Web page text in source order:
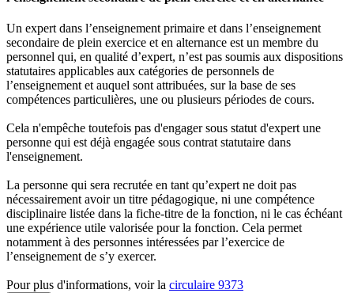
Un expert dans l’enseignement primaire et dans l’enseignement
secondaire de plein exercice et en alternance est un membre du
personnel qui, en qualité d’expert, n’est pas soumis aux dispositions
statutaires applicables aux catégories de personnels de
l’enseignement et auquel sont attribuées, sur la base de ses
compétences particulières, une ou plusieurs périodes de cours.
Cela n'empêche toutefois pas d'engager sous statut d'expert une
personne qui est déjà engagée sous contrat statutaire dans
l'enseignement.
La personne qui sera recrutée en tant qu’expert ne doit pas
nécessairement avoir un titre pédagogique, ni une compétence
disciplinaire listée dans la fiche-titre de la fonction, ni le cas échéant
une expérience utile valorisée pour la fonction. Cela permet
notamment à des personnes intéressées par l’exercice de
l’enseignement de s’y exercer.
Pour plus d'informations, voir la circulaire 9373